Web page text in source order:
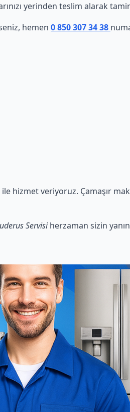
yerinden teslim alarak
hemen 0 850 307 34 38
hizmet veriyoruz. Çamaşır
Servisiherzaman sizin